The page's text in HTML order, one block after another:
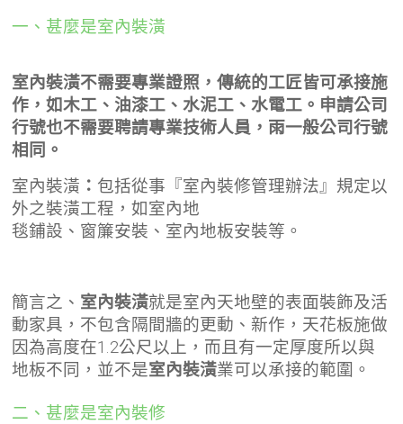
一、甚麼是室內裝潢
室內裝潢不需要專業證照，傳統的工匠皆可承接施
作，如木工、油漆工、水泥工、水電工。申請公司
行號也不需要聘請專業技術人員，雨一般公司行號
相同。
室內裝潢 ： 包括從事『室內裝修管理辦法』規定以
外之裝潢工程，如室內地
毯鋪設、窗簾安裝、室內地板安裝等。
簡言之、 室內裝潢就是室內天地壁的表面裝飾及活
動家具，不包含隔間牆的更動、新作，天花板施做
因為高度在1.2公尺以上，而且有一定厚度所以與
地板不同，並不是室內裝潢業可以承接的範圍。
二、甚麼是室內裝修